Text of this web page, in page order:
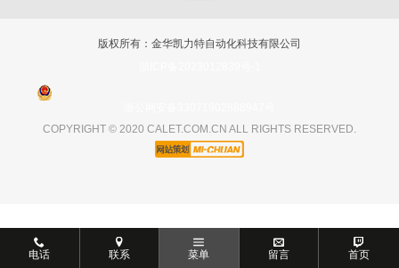
电话 联系 菜单 留言 首页
版权所有：金华凯力特自动化科技有限公司
COPYRIGHT © 2020 CALET.COM.CN ALL RIGHTS RESERVED.